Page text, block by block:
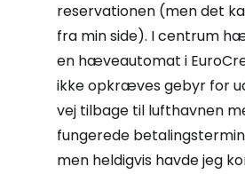
reservationen (men det
fra min side). I centrum
en hæveautomat i
ikke opkræves gebyr for
vej tilbage til lufthavnen
fungerede
men heldigvis havde jeg